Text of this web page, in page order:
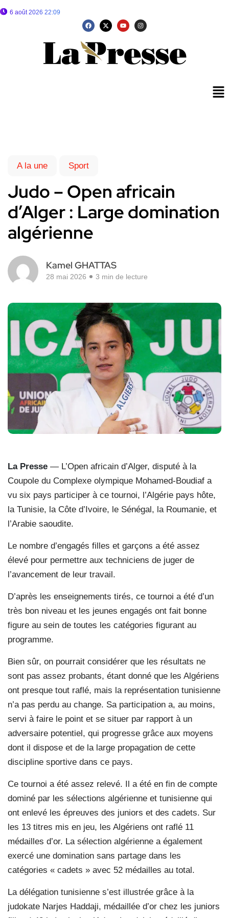
6 août 2026 22:09
A la une Sport
Judo – Open africain
d’Alger : Large domination
algérienne
Kamel GHATTAS
28 mai 2026 3 min de lecture
La Presse — L’Open africain d’Alger, disputé à la
Coupole du Complexe olympique Mohamed-Boudiaf a
vu six pays participer à ce tournoi, l’Algérie pays hôte,
la Tunisie, la Côte d’Ivoire, le Sénégal, la Roumanie, et
l’Arabie saoudite.
Le nombre d’engagés filles et garçons a été assez
élevé pour permettre aux techniciens de juger de
l’avancement de leur travail.
D’après les enseignements tirés, ce tournoi a été d’un
très bon niveau et les jeunes engagés ont fait bonne
figure au sein de toutes les catégories figurant au
programme.
Bien sûr, on pourrait considérer que les résultats ne
sont pas assez probants, étant donné que les Algériens
ont presque tout raflé, mais la représentation tunisienne
n’a pas perdu au change. Sa participation a, au moins,
servi à faire le point et se situer par rapport à un
adversaire potentiel, qui progresse grâce aux moyens
dont il dispose et de la large propagation de cette
discipline sportive dans ce pays.
Ce tournoi a été assez relevé. Il a été en fin de compte
dominé par les sélections algérienne et tunisienne qui
ont enlevé les épreuves des juniors et des cadets. Sur
les 13 titres mis en jeu, les Algériens ont raflé 11
médailles d’or. La sélection algérienne a également
exercé une domination sans partage dans les
catégories « cadets » avec 52 médailles au total.
La délégation tunisienne s’est illustrée grâce à la
judokate Narjes Haddaji, médaillée d’or chez les juniors